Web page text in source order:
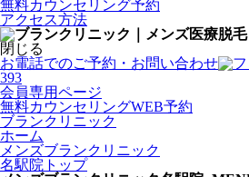
無料カウンセリング予約
アクセス方法
閉じる
お電話でのご予約・お問い合わせ
393
会員専用ページ
無料カウンセリングWEB予約
ブランクリニック
ホーム
メンズブランクリニック
名駅院トップ